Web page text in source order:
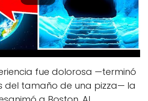
fue dolorosa —terminó
del tamaño de una pizza— la